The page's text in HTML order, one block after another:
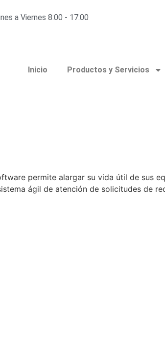
a Viernes 8:00 - 17:00
Inicio Productos y Servicios
permite alargar su vida útil de sus
ágil de atención de solicitudes de